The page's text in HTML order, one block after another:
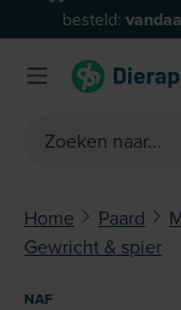
Ga naar debesteld:
verzonden*
Home Paard
Gewricht & spier
NAF